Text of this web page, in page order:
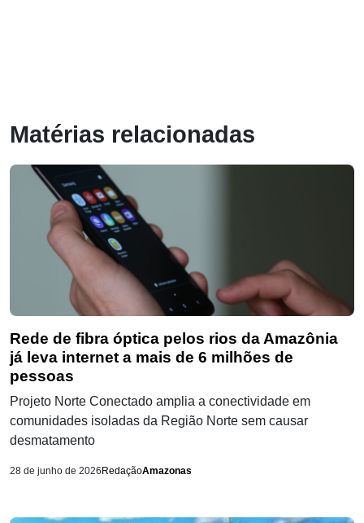
Matérias relacionadas
Rede de fibra óptica pelos rios da Amazônia
já leva internet a mais de 6 milhões de
pessoas
Projeto Norte Conectado amplia a conectividade em
comunidades isoladas da Região Norte sem causar
desmatamento
28 de junho de 2026 RedaçãoAmazonas